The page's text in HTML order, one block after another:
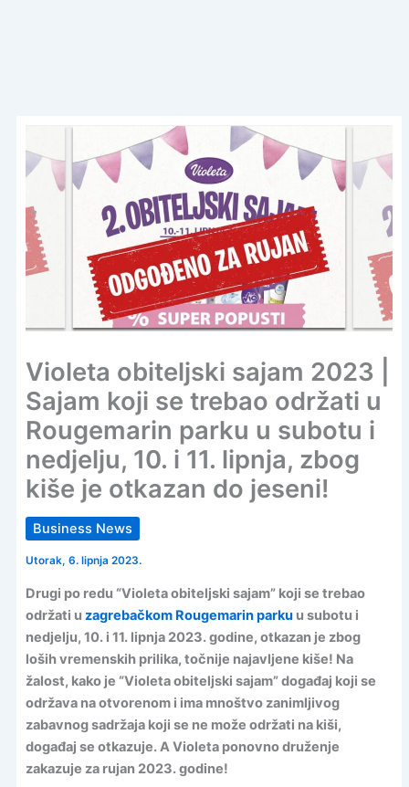
Violeta obiteljski sajam 2023 |
Sajam koji se trebao održati u
Rougemarin parku u subotu i
nedjelju, 10. i 11. lipnja, zbog
kiše je otkazan do jeseni!
Business News
Utorak, 6. lipnja 2023.
Drugi po redu “Violeta obiteljski sajam” koji se trebao
održati u zagrebačkom Rougemarin parkuu subotu i
nedjelju, 10. i 11. lipnja 2023. godine, otkazan je zbog
loših vremenskih prilika, točnije najavljene kiše! Na
žalost, kako je “Violeta obiteljski sajam” događaj koji se
održava na otvorenom i ima mnoštvo zanimljivog
zabavnog sadržaja koji se ne može održati na kiši,
događaj se otkazuje. A Violeta ponovno druženje
zakazuje za rujan 2023. godine!